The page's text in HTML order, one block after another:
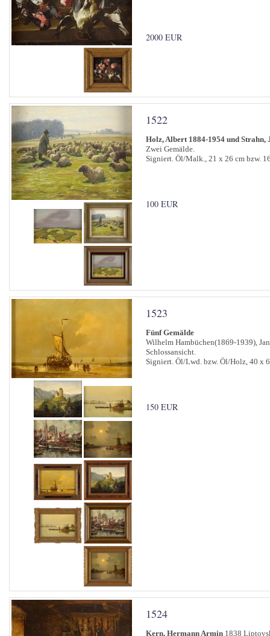
2000 EUR
1522
Holz, Albert 1884-1954 und Strahn,
Zwei Gemälde.
Signiert. Öl/Malk., 21 x 26 cm bzw.
100 EUR
1523
Fünf Gemälde
Wilhelm Hambüchen(1869-1939),
Schlossansicht.
Signiert. Öl/Lwd. bzw. Öl/Holz, 40 x
150 EUR
1524
Kern, Hermann Armin 1838